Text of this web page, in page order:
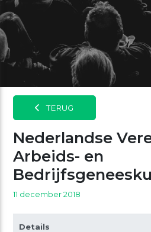
TERUG
Nederlandse
Arbeids- en
11 december 2018
Details